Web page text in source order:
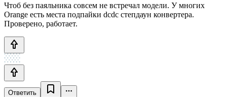
Чтоб без паяльника совсем не встречал модели. У многих
Orange есть места подпайки dcdc степдаун конвертера.
Проверено, работает.
Ответить